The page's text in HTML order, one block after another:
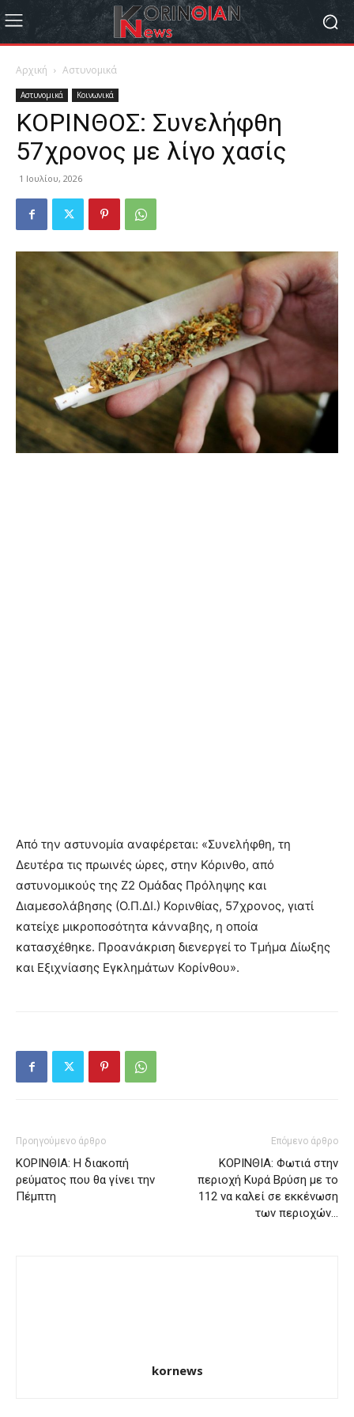
Αρχική Αστυνομικά
Αστυνομικά Κοινωνικά
ΚΟΡΙΝΘΟΣ: Συνελήφθη
57χρονος με λίγο χασίς
1 Ιουλίου, 2026
Από την αστυνομία αναφέρεται: «Συνελήφθη, τη
Δευτέρα τις πρωινές ώρες, στην Κόρινθο, από
αστυνομικούς της Ζ2 Ομάδας Πρόληψης και
Διαμεσολάβησης (Ο.Π.ΔΙ.) Κορινθίας, 57χρονος, γιατί
κατείχε μικροποσότητα κάνναβης, η οποία
κατασχέθηκε. Προανάκριση διενεργεί το Τμήμα Δίωξης
και Εξιχνίασης Εγκλημάτων Κορίνθου».
Προηγούμενο άρθρο
ΚΟΡΙΝΘΙΑ: Η διακοπή
ρεύματος που θα γίνει την
Πέμπτη
Επόμενο άρθρο
ΚΟΡΙΝΘΙΑ: Φωτιά στην
περιοχή Κυρά Βρύση με το
112 να καλεί σε εκκένωση
των περιοχών…
kornews